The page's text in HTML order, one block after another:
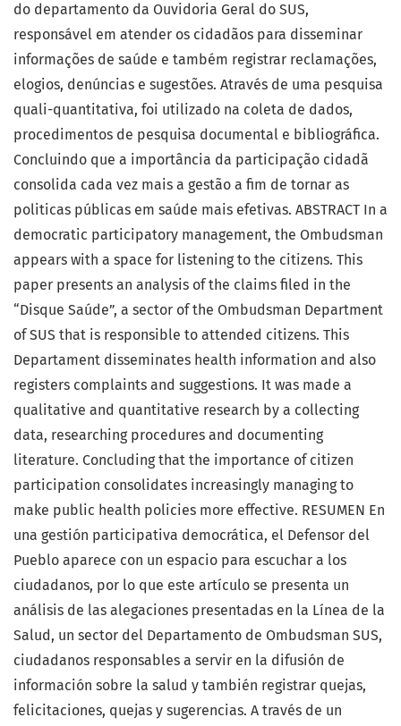
do departamento da Ouvidoria Geral do SUS,
responsável em atender os cidadãos para disseminar
informações de saúde e também registrar reclamações,
elogios, denúncias e sugestões. Através de uma pesquisa
quali-quantitativa, foi utilizado na coleta de dados,
procedimentos de pesquisa documental e bibliográfica.
Concluindo que a importância da participação cidadã
consolida cada vez mais a gestão a fim de tornar as
politicas públicas em saúde mais efetivas. ABSTRACT In a
democratic participatory management, the Ombudsman
appears with a space for listening to the citizens. This
paper presents an analysis of the claims filed in the
“Disque Saúde”, a sector of the Ombudsman Department
of SUS that is responsible to attended citizens. This
Departament disseminates health information and also
registers complaints and suggestions. It was made a
qualitative and quantitative research by a collecting
data, researching procedures and documenting
literature. Concluding that the importance of citizen
participation consolidates increasingly managing to
make public health policies more effective. RESUMEN En
una gestión participativa democrática, el Defensor del
Pueblo aparece con un espacio para escuchar a los
ciudadanos, por lo que este artículo se presenta un
análisis de las alegaciones presentadas en la Línea de la
Salud, un sector del Departamento de Ombudsman SUS,
ciudadanos responsables a servir en la difusión de
información sobre la salud y también registrar quejas,
felicitaciones, quejas y sugerencias. A través de un